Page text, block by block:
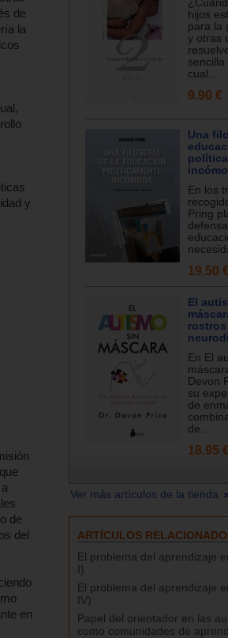
de
la
y
de
del
en
hijos
para la
y otras
cual...
9.90 €
Una
En los
Pring
19.50 €
El
rostros
En El
Devon
su
de
de...
18.95 €
Ver más artículos de la tienda
ARTÍCULOS
El problema del aprendizaje
I)
El problema del aprendizaje
IV)
Papel del orientador en las
como comunidades de